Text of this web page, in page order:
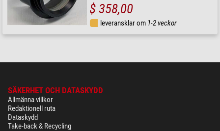
$ 358,00
leveransklar om 1-2 veckor
SÄKERHET OCH DATASKYDD
Allmänna villkor
Redaktionell ruta
Dataskydd
Take-back & Recycling